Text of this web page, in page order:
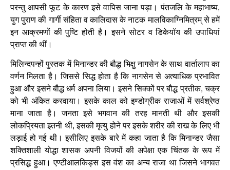
परन्तु आपसी फूट के कारण इसे वापिस जाना पड़ा। पंतजलि के महाभाष्य,
युग पुराण की गार्गी संहिता व कालिदास के नाटक मालविकाग्निमित्रम् से हमें
इन आक्रमणों की पुष्टि होती है। इसने सोटर व डिकेयॉय की उपाधियां
प्राप्त की थीं।
मिलिन्दपन्हों पुस्तक में मिनान्डर की बौद्ध भिक्षु नागसेन के साथ वार्तालाप का
वर्णन मिलता है। जिससे सिद्ध होता है कि नागसेन से अत्याधिक प्रभावित
हुआ और इसने बौद्ध धर्म अपना लिया। इसने सिक्कों पर बौद्ध प्रतीक, चक्र
को भी अंकित करवाया। इसके काल को इण्डोग्रीक राजाओं में सर्वश्रेष्ठ
माना जाता है। जनता इसे भगवान की तरह मानती थी और इसकी
लोकप्रियता इतनी थी, इसकी मृत्यु होने पर इसके शरीर की राख के लिए भी
लड़ाई हो गई थी। इसीलिए इसके बारे में कहा जाता है कि मिनान्डर जैसा
शक्तिशाली योद्धा शासक अपनी विजयों की अपेक्षा एक चिंतक के रूप में
प्रसिद्ध हुआ। एण्टीआलकिड्स इस वंश का अन्य राजा था जिसने भागवत